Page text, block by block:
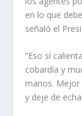
en lo que
señaló el
“Eso sí
cobardía y
manos. Mejor
y deje de